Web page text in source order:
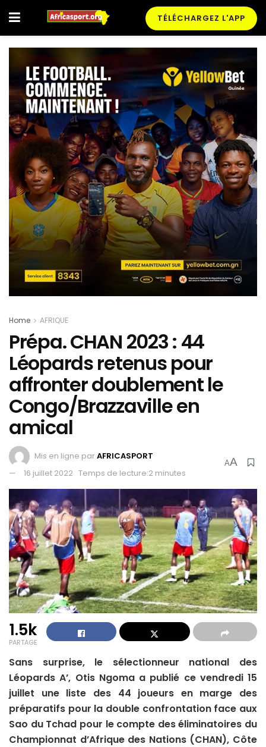
TÉLÉCHARGEZ L'APP
Home AFRIQUE
Prépa. CHAN 2023 : 44
Léopards retenus pour
affronter doublement le
Congo/Brazzaville en
amical
Mis en ligne parAFRICASPORT
16 juillet 2022 Temps de lecture:2 minutes
AA
1.5k
PARTAGE
Sans surprise, le sélectionneur national des
Léopards A’, Otis Ngoma a publié ce vendredi 15
juillet une liste des 44 joueurs en marge des
préparatifs pour la double confrontation face aux
Sao du Tchad pour le compte des éliminatoires du
Championnat d’Afrique des Nations (CHAN), Côte